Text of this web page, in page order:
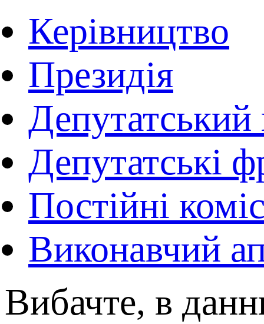
Керівництво
Президія
Депутатський
Депутатські
Постійні
Виконавчий
Вибачте, в